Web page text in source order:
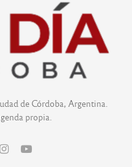
de Córdoba, Argentina.
propia.